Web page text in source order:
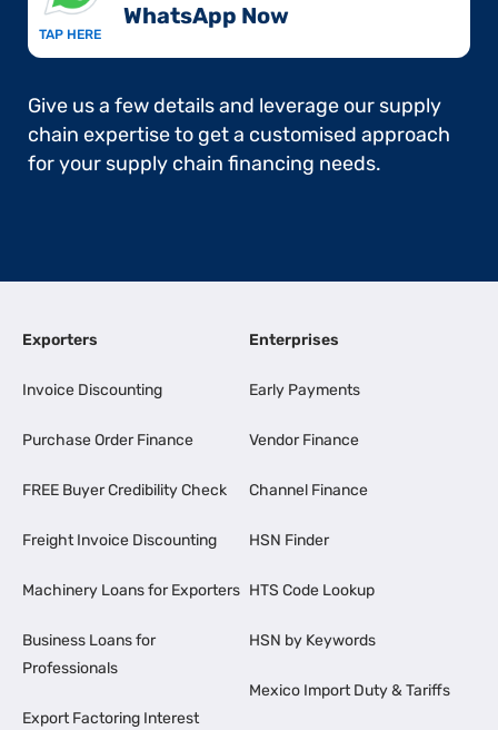
TAP HERE
WhatsApp Now​
Give us a few details and leverage our supply
chain expertise to get a customised approach
for your supply chain financing needs.
Exporters
Invoice Discounting
Purchase Order Finance
FREE Buyer Credibility Check
Freight Invoice Discounting
Machinery Loans for Exporters
Business Loans for
Professionals
Export Factoring Interest
Enterprises
Early Payments
Vendor Finance
Channel Finance
HSN Finder
HTS Code Lookup
HSN by Keywords
Mexico Import Duty & Tariffs